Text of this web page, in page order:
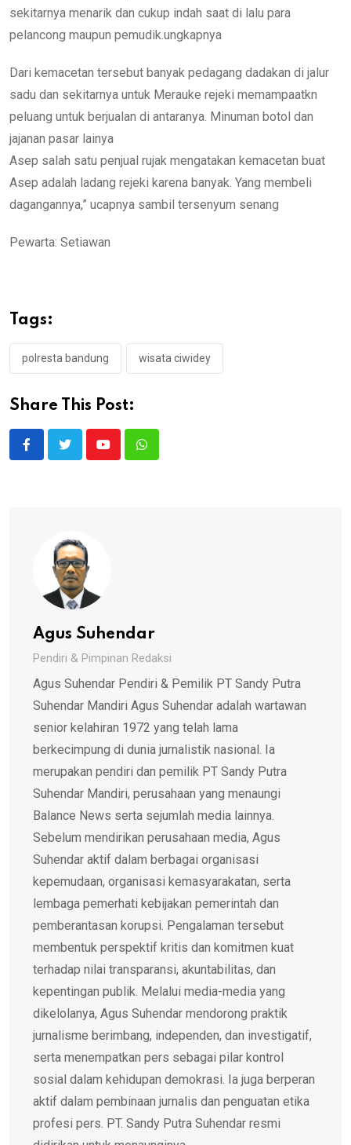
sekitarnya menarik dan cukup indah saat di lalu para
pelancong maupun pemudik.ungkapnya
Dari kemacetan tersebut banyak pedagang dadakan di jalur
sadu dan sekitarnya untuk Merauke rejeki memampaatkn
peluang untuk berjualan di antaranya. Minuman botol dan
jajanan pasar lainya
Asep salah satu penjual rujak mengatakan kemacetan buat
Asep adalah ladang rejeki karena banyak. Yang membeli
dagangannya,” ucapnya sambil tersenyum senang
Pewarta: Setiawan
Tags:
polresta bandung wisata ciwidey
Share This Post:
YoutubeWhatsapp
Agus Suhendar
Pendiri & Pimpinan Redaksi
Agus Suhendar Pendiri & Pemilik PT Sandy Putra
Suhendar Mandiri Agus Suhendar adalah wartawan
senior kelahiran 1972 yang telah lama
berkecimpung di dunia jurnalistik nasional. Ia
merupakan pendiri dan pemilik PT Sandy Putra
Suhendar Mandiri, perusahaan yang menaungi
Balance News serta sejumlah media lainnya.
Sebelum mendirikan perusahaan media, Agus
Suhendar aktif dalam berbagai organisasi
kepemudaan, organisasi kemasyarakatan, serta
lembaga pemerhati kebijakan pemerintah dan
pemberantasan korupsi. Pengalaman tersebut
membentuk perspektif kritis dan komitmen kuat
terhadap nilai transparansi, akuntabilitas, dan
kepentingan publik. Melalui media-media yang
dikelolanya, Agus Suhendar mendorong praktik
jurnalisme berimbang, independen, dan investigatif,
serta menempatkan pers sebagai pilar kontrol
sosial dalam kehidupan demokrasi. Ia juga berperan
aktif dalam pembinaan jurnalis dan penguatan etika
profesi pers. PT. Sandy Putra Suhendar resmi